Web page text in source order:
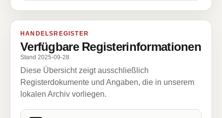
HANDELSREGISTER
Verfügbare Registerinformationen
Stand 2025-09-28
Diese Übersicht zeigt ausschließlich
Registerdokumente und Angaben, die in unserem
lokalen Archiv vorliegen.